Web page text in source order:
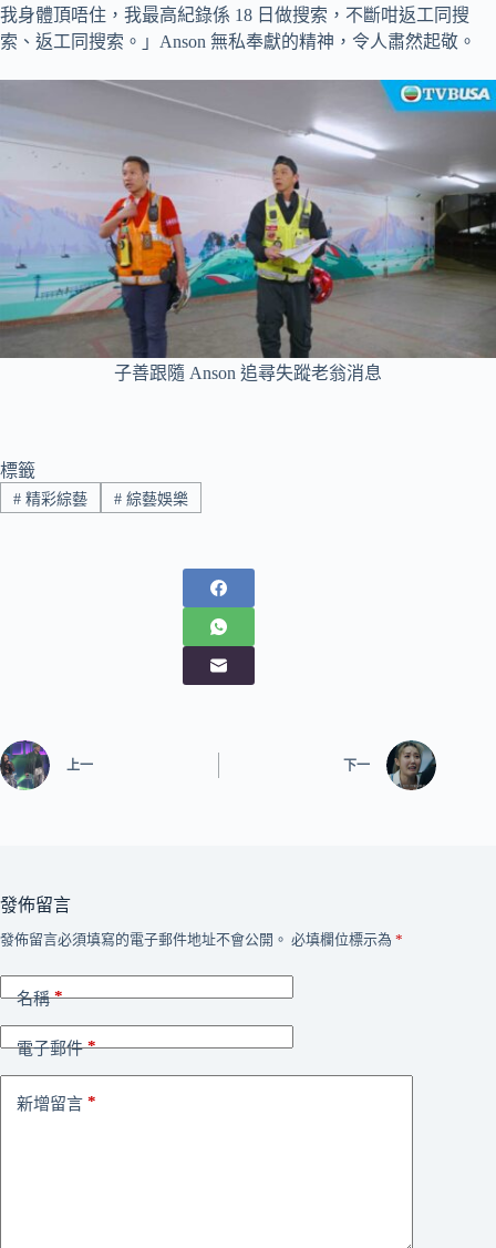
我身體頂唔住，我最高紀錄係 18 日做搜索，不斷咁返工同搜
索、返工同搜索。」Anson 無私奉獻的精神，令人肅然起敬。
子善跟隨 Anson 追尋失蹤老翁消息
標籤
#精彩綜藝 #綜藝娛樂
上一 下一
發佈留言
發佈留言必須填寫的電子郵件地址不會公開。 必填欄位標示為 *
名稱*
電子郵件*
新增留言 *